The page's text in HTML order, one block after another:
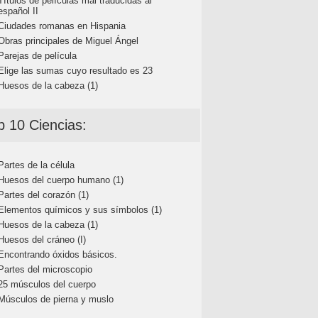
II
romanas en Hispania
principales de Miguel Ángel
de película
las sumas cuyo resultado es 23
de la cabeza (1)
10 Ciencias:
de la célula
del cuerpo humano (1)
del corazón (1)
químicos y sus símbolos (1)
de la cabeza (1)
del cráneo (I)
óxidos básicos.
del microscopio
músculos del cuerpo
de pierna y muslo